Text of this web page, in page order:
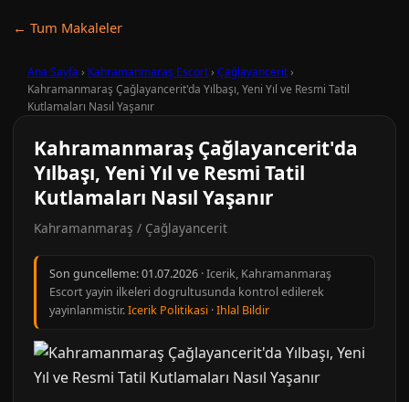
← Tum Makaleler
Ana Sayfa › Kahramanmaraş Escort› Çağlayancerit›
Kahramanmaraş Çağlayancerit'da Yılbaşı, Yeni Yıl ve Resmi Tatil
Kutlamaları Nasıl Yaşanır
Kahramanmaraş Çağlayancerit'da
Yılbaşı, Yeni Yıl ve Resmi Tatil
Kutlamaları Nasıl Yaşanır
Kahramanmaraş / Çağlayancerit
Son guncelleme:01.07.2026 · Icerik, Kahramanmaraş
Escort yayin ilkeleri dogrultusunda kontrol edilerek
yayinlanmistir.Icerik Politikasi ·Ihlal Bildir